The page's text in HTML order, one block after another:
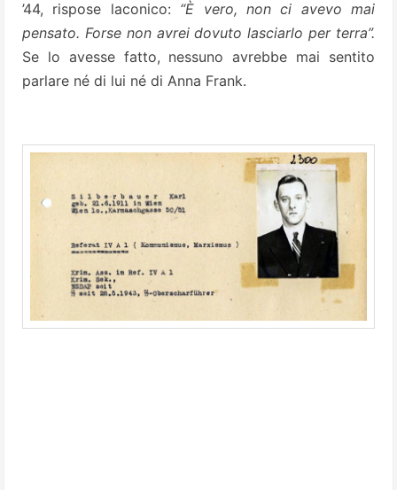
’44, rispose laconico: “È vero, non ci avevo mai
pensato. Forse non avrei dovuto lasciarlo per terra”.
Se lo avesse fatto, nessuno avrebbe mai sentito
parlare né di lui né di Anna Frank.